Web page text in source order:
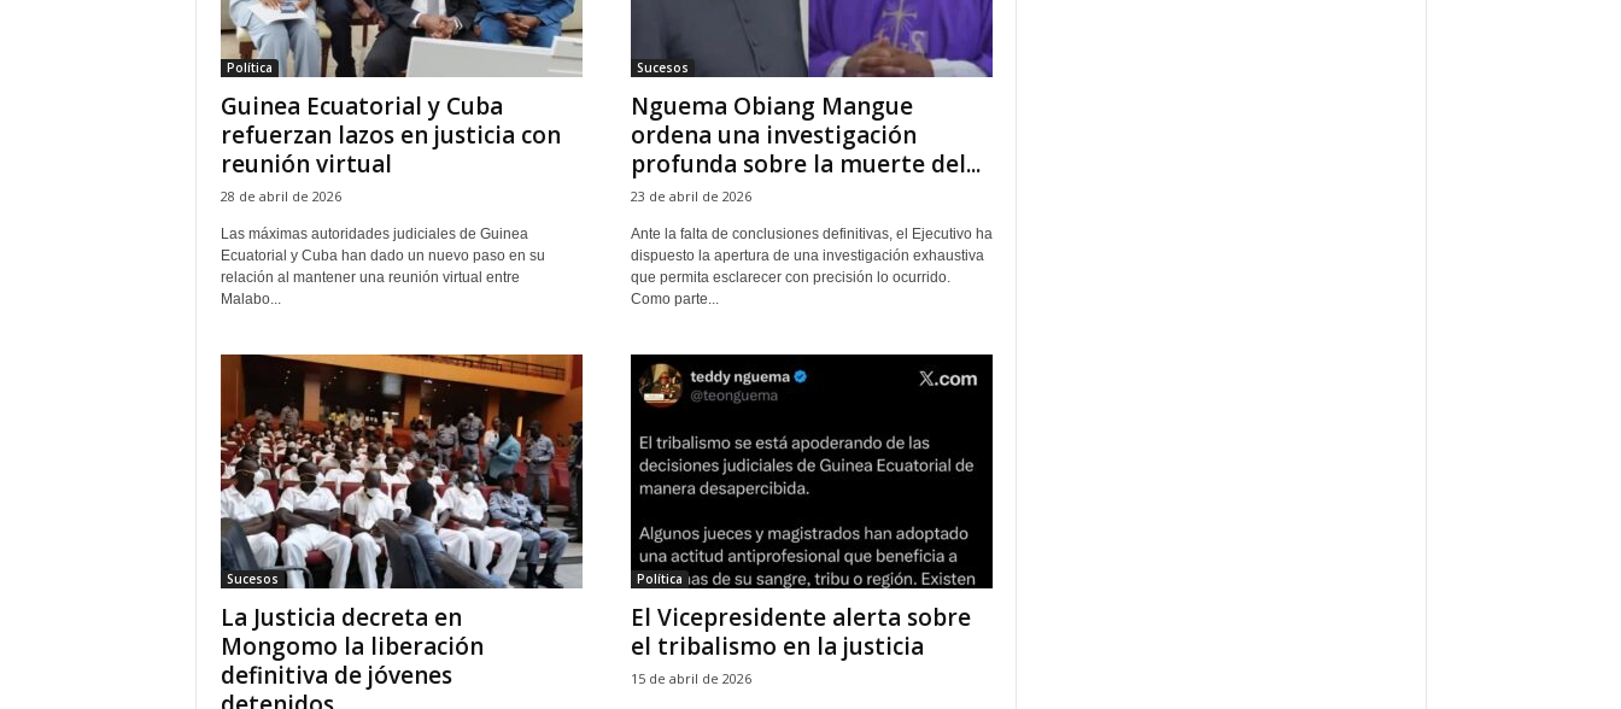
Política
Guinea Ecuatorial y Cuba
refuerzan lazos en justicia con
reunión virtual
28 de abril de 2026
Las máximas autoridades judiciales de Guinea
Ecuatorial y Cuba han dado un nuevo paso en su
relación al mantener una reunión virtual entre
Malabo...
Sucesos
Nguema Obiang Mangue
ordena una investigación
profunda sobre la muerte del...
23 de abril de 2026
Ante la falta de conclusiones definitivas, el Ejecutivo ha
dispuesto la apertura de una investigación exhaustiva
que permita esclarecer con precisión lo ocurrido.
Como parte...
Sucesos
La Justicia decreta en
Mongomo la liberación
definitiva de jóvenes
Política
El Vicepresidente alerta sobre
el tribalismo en la justicia
15 de abril de 2026